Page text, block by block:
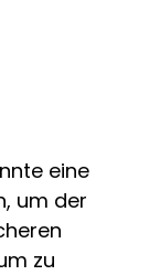
eine
um der
zu